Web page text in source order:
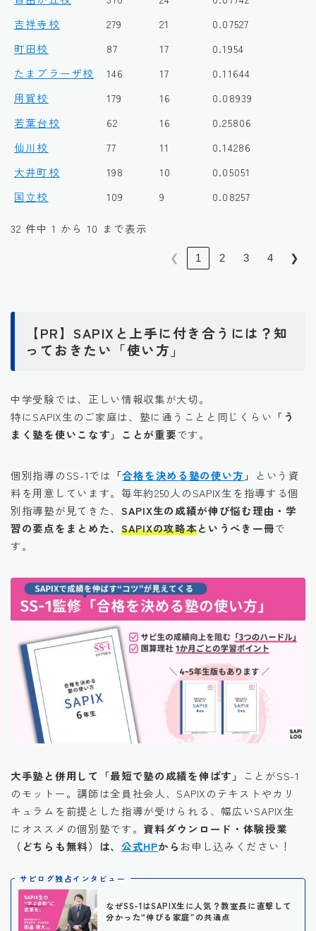
吉祥寺校
279 21
0.07527
町田校
87 17
0.1954
たまプラーザ校
146 17
0.11644
用賀校
179 16
0.08939
若葉台校
62 16
0.25806
仙川校
77 11
0.14286
大井町校
198 10
0.05051
国立校
109 9 0.08257
32 件中 1 から 10 まで表示
❮ 1 2 3 4 ❯
【PR】SAPIXと上手に付き合うには？知
っておきたい「使い方」
中学受験では、正しい情報収集が大切。
特にSAPIX生のご家庭は、塾に通うことと同じくらい 「う
まく塾を使いこなす」ことが重要です。
個別指導のSS-1では 「合格を決める塾の使い方 」
という資
料を用意しています。毎年約250人のSAPIX生を指導する個
別指導塾が見てきた、 SAPIX生の成績が伸び悩む理由・学
習の要点をまとめた、 SAPIXの攻略本というべき一冊で
す。
大手塾と併用して「最短で塾の成績を伸ばす」
ことがSS-1
のモットー。講師は全員社会人、SAPIXのテキストやカリ
キュラムを前提とした指導が受けられる、幅広いSAPIX生
にオススメの個別塾です。 資料ダウンロード・体験授業
（どちらも無料）は、 公式HPから お申し込みください！
サピログ独占インタビュー
なぜSS-1はSAPIX生に人気？教室長に直撃して
分かった“伸びる家庭”の共通点